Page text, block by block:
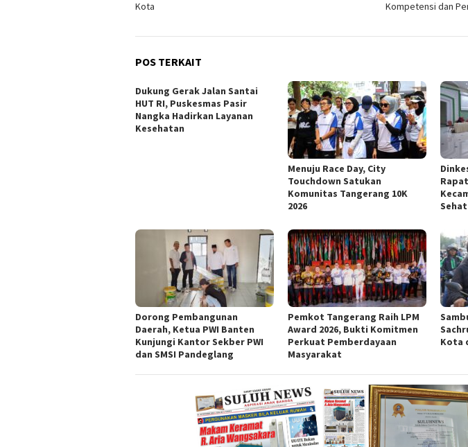
Kota
Kompetensi dan
POS TERKAIT
Dukung Gerak Jalan Santai
HUT RI, Puskesmas Pasir
Nangka Hadirkan Layanan
Kesehatan
Menuju Race Day, City
Touchdown Satukan
Komunitas Tangerang 10K
2026
Sehat
Dorong Pembangunan
Daerah, Ketua PWI Banten
Kunjungi Kantor Sekber PWI
dan SMSI Pandeglang
Pemkot Tangerang Raih LPM
Award 2026, Bukti Komitmen
Perkuat Pemberdayaan
Masyarakat
Kota